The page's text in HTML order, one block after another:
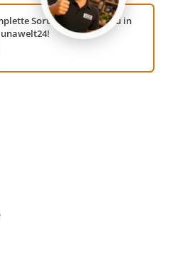
Sortiment findest du in